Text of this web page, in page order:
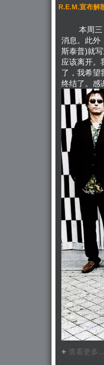
R.E.M.宣布解
本周三，
消息。此外
斯泰普)就
应该离开。
了，我希望
终结了。感
查看更多...